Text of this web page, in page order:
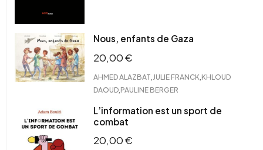
Nous, enfants de Gaza
20,00€
AHMED ALAZBAT JULIE FRANCK KHLOUD
DAOUD PAULINE BERGER
L’information est un sport de
combat
20,00€